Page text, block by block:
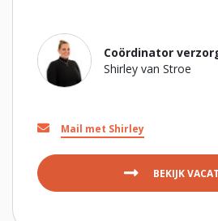
Coördinator
Shirley van Stroe
BEKIJK
Mail met Shirley